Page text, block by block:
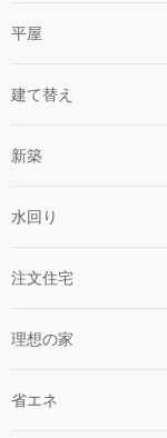
平屋
建て替え
新築
水回り
注文住宅
理想の家
省エネ